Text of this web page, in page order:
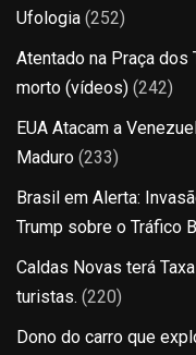
Ufologia (252)
Atentado na Praça dos
morto (vídeos) (242)
EUA Atacam a
Maduro (233)
Brasil em Alerta:
Trump sobre o Tráfico
Caldas Novas terá
turistas. (220)
Dono do carro que